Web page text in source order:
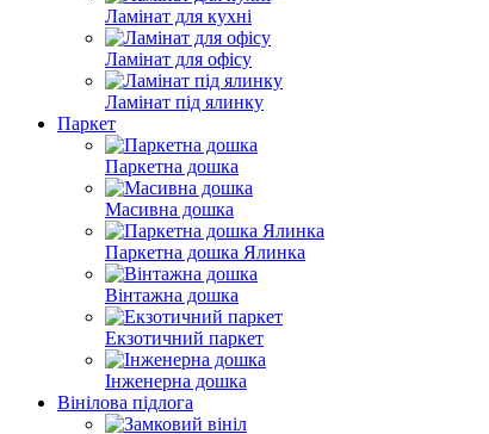
Ламінат для кухні
Ламінат для офісу
Ламінат під ялинку
Паркет
Паркетна дошка
Масивна дошка
Паркетна дошка Ялинка
Вінтажна дошка
Екзотичний паркет
Інженерна дошка
Вінілова пiдлога